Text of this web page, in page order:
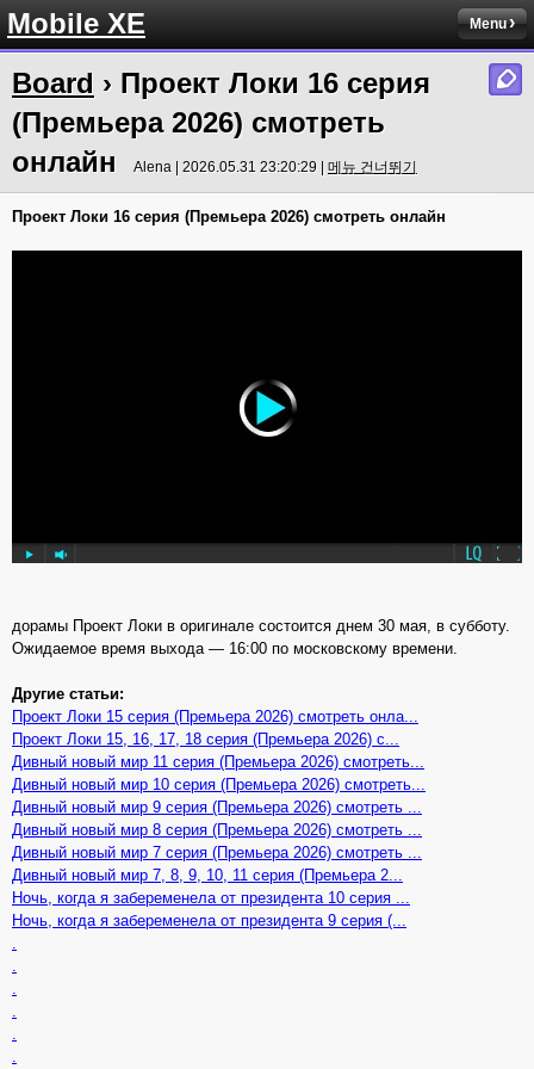
Mobile XE Menu
Board › Проект Локи 16 серия
(Премьера 2026) смотреть
онлайн
Alena | 2026.05.31 23:20:29 | 메뉴 건너뛰기
Проект Локи 16 серия (Премьера 2026) смотреть онлайн
дорамы Проект Локи в оригинале состоится днем 30 мая, в субботу.
Ожидаемое время выхода — 16:00 по московскому времени.
Другие статьи:
Проект Локи 15 серия (Премьера 2026) смотреть онла...
Проект Локи 15, 16, 17, 18 серия (Премьера 2026) с...
Дивный новый мир 11 серия (Премьера 2026) смотреть...
Дивный новый мир 10 серия (Премьера 2026) смотреть...
Дивный новый мир 9 серия (Премьера 2026) смотреть ...
Дивный новый мир 8 серия (Премьера 2026) смотреть ...
Дивный новый мир 7 серия (Премьера 2026) смотреть ...
Дивный новый мир 7, 8, 9, 10, 11 серия (Премьера 2...
Ночь, когда я забеременела от президента 10 серия ...
Ночь, когда я забеременела от президента 9 серия (...